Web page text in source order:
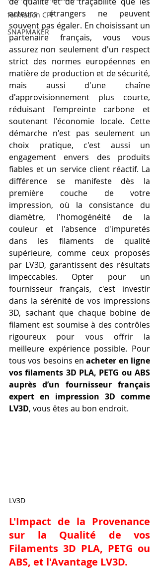
formation CPF
SNAPMAKER
acteurs étrangers ne peuvent
souvent pas égaler. En choisissant un
partenaire français, vous vous
assurez non seulement d'un respect
strict des normes européennes en
matière de production et de sécurité,
mais aussi d'une chaîne
d'approvisionnement plus courte,
réduisant l'empreinte carbone et
soutenant l'économie locale. Cette
démarche n'est pas seulement un
choix pratique, c'est aussi un
engagement envers des produits
fiables et un service client réactif. La
différence se manifeste dès la
première couche de votre
impression, où la consistance du
diamètre, l'homogénéité de la
couleur et l'absence d'impuretés
dans les filaments de qualité
supérieure, comme ceux proposés
par LV3D, garantissent des résultats
impeccables. Opter pour un
fournisseur français, c'est investir
dans la sérénité de vos impressions
3D, sachant que chaque bobine de
filament est soumise à des contrôles
rigoureux pour vous offrir la
meilleure expérience possible. Pour
tous vos besoins en acheter en ligne
vos filaments 3D PLA, PETG ou ABS
auprès d’un fournisseur français
expert en impression 3D comme
LV3D, vous êtes au bon endroit.
LV3D
L'Impact de la Provenance
sur la Qualité de vos
Filaments 3D PLA, PETG ou
ABS, et l'Avantage LV3D.